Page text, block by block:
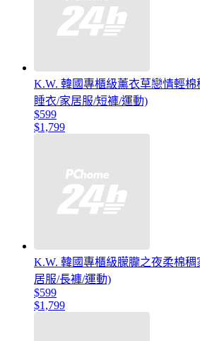
K.W. 韓國專櫃級薰衣草戀情輕
睡衣/家居服/短褲/運動)
$599
$1,799
K.W. 韓國專櫃級朦朧之夜柔棉
居服/長褲/運動)
$599
$1,799